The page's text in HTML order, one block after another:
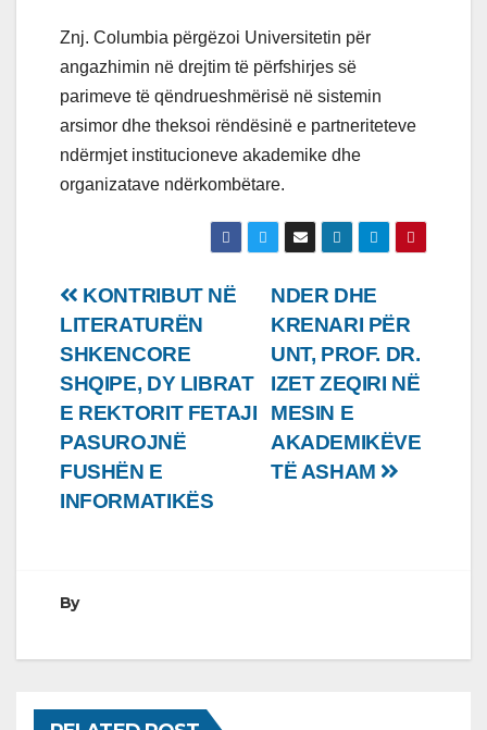
Znj. Columbia përgëzoi Universitetin për
angazhimin në drejtim të përfshirjes së
parimeve të qëndrueshmërisë në sistemin
arsimor dhe theksoi rëndësinë e partneriteteve
ndërmjet institucioneve akademike dhe
organizatave ndërkombëtare.
Lëvizje
te
postimet
NDER DHE
KRENARI PËR
UNT, PROF. DR.
IZET ZEQIRI NË
MESIN E
AKADEMIKËVE
TË ASHAM
KONTRIBUT NË
LITERATURËN
SHKENCORE
SHQIPE, DY LIBRAT
E REKTORIT FETAJI
PASUROJNË
FUSHËN E
INFORMATIKËS
By